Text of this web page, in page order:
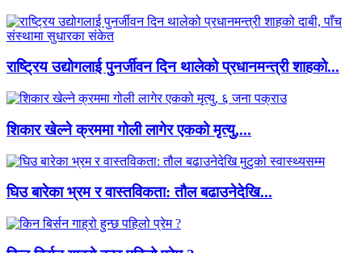
राष्ट्रिय उद्योगलाई पुनर्जीवन दिन थालेको प्रधानमन्त्री शाहको...
शिकार खेल्ने क्रममा गोली लागेर एकको मृत्यु,...
घिउ बारेका भ्रम र वास्तविकता: तौल बढाउनेदेखि...